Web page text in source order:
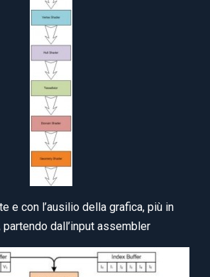
e con l’ausilio della grafica, più in
dall’input assembler